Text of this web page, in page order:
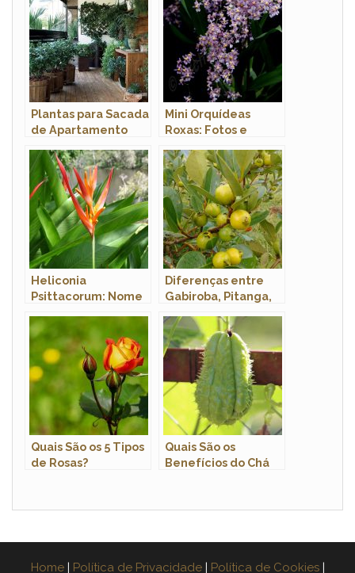
Plantas para Sacada
de Apartamento
Mini Orquídeas
Roxas: Fotos e
Heliconia
Psittacorum: Nome
Diferenças entre
Gabiroba, Pitanga,
Quais São os 5 Tipos
de Rosas?
Quais São os
Benefícios do Chá
Home Política de Privacidade Política de Cookies